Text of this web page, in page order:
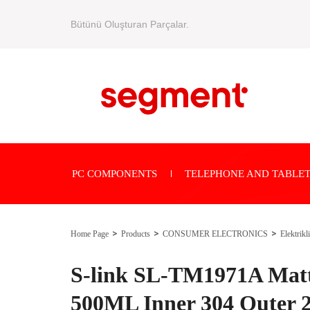
Bütünü Oluşturan Parçalar.
PC COMPONENTS TELEPHONE AND
Home Page Products CONSUMER ELECTRONICS
S-link SL-TM1971A
500ML Inner 304 Outer